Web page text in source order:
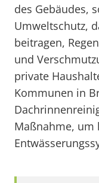
des Gebäudes,
Umweltschutz,
beitragen,
und
private
Kommunen in
Maßnahme, um